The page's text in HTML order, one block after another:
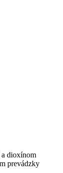
dioxínom
prevádzky